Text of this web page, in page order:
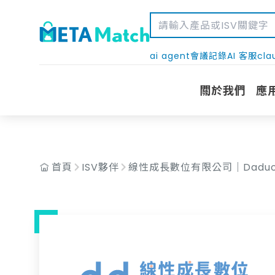
ai agent會議記錄AI 客服
關於我們 應
首頁 ISV夥伴 線性成長數位有限公司｜